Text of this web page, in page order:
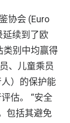
协会 (Euro
延续到了欧
类别中均赢得
、儿童乘员
）的保护能
估。 “安全
包括其避免